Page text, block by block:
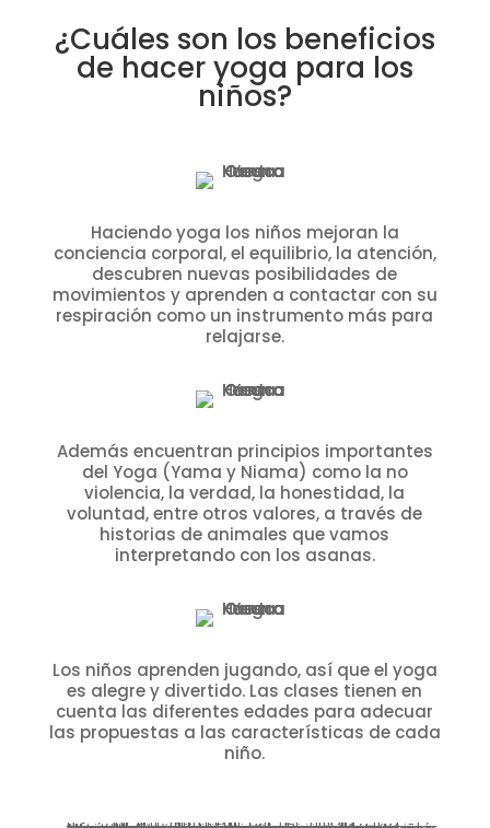
¿Cuáles son los beneficios
de hacer yoga para los
niños?
Haciendo yoga los niños mejoran la
conciencia corporal, el equilibrio, la atención,
descubren nuevas posibilidades de
movimientos y aprenden a contactar con su
respiración como un instrumento más para
relajarse.
Además encuentran principios importantes
del Yoga (Yama y Niama) como la no
violencia, la verdad, la honestidad, la
voluntad, entre otros valores, a través de
historias de animales que vamos
interpretando con los asanas.
Los niños aprenden jugando, así que el yoga
es alegre y divertido. Las clases tienen en
cuenta las diferentes edades para adecuar
las propuestas a las características de cada
niño.